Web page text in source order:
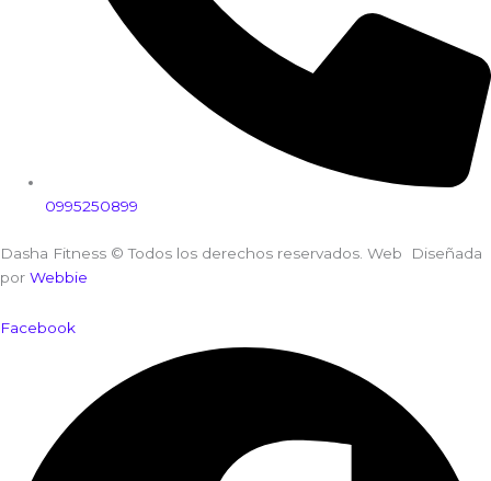
0995250899
Dasha Fitness © Todos los derechos reservados. Web Diseñada
por Webbie
Facebook